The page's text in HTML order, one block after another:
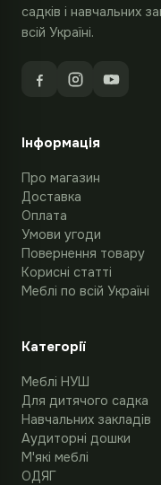
садків і навчальних
всій Україні.
Інформація
Про магазин
Доставка
Оплата
Умови угоди
Повернення товару
Корисні статті
Меблі по всій Україні
Категорії
Меблі НУШ
Для дитячого садка
Навчальних закладів
Аудиторні дошки
М'які меблі
ОДЯГ